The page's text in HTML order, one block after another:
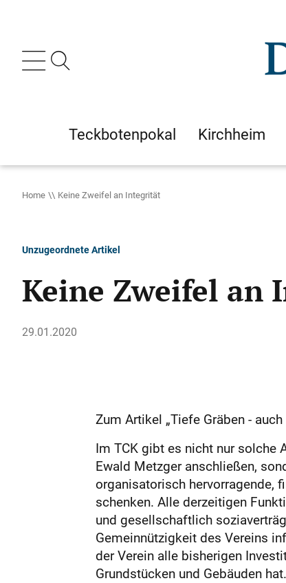
Teckbotenpokal Kirchheim
Home Keine Zweifel an Integrität
Unzugeordnete Artikel
Keine Zweifel an
29.01.2020
Zum Artikel „Tiefe Gräben -
Im TCK gibt es nicht nur solche
Ewald Metzger anschließen,
organisatorisch hervorragende,
schenken. Alle derzeitigen
und gesellschaftlich
Gemeinnützigkeit des Vereins
der Verein alle bisherigen
Grundstücken und Gebäuden hat.